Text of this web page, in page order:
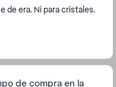
de era. Ni para cristales.